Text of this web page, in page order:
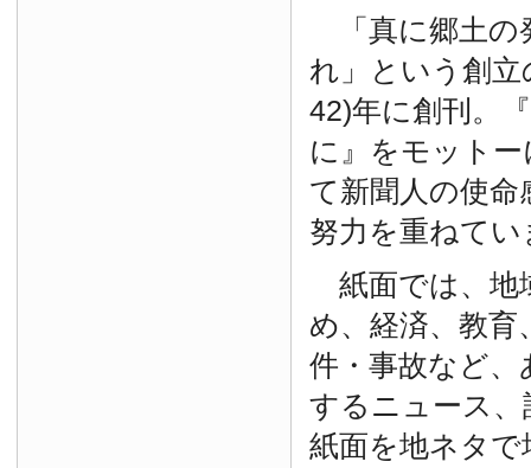
「真に郷土の
れ」という創
42)年に創刊。
に』をモット
て新聞人の使命
努力を重ねてい
紙面では、地
め、経済、教育
件・事故など
するニュース
紙面を地ネタ